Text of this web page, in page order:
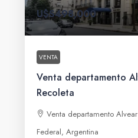
U$S498,000
VENTA
Venta departamento
Recoleta
Venta departamento
Federal, Argentina